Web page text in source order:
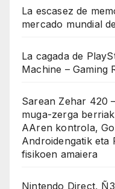
La escasez de
mercado mundial
La cagada de
Machine – Gaming
Sarean Zehar 420
muga-zerga
AAren kontrola,
Androidengatik eta
fisikoen amaiera
Nintendo Direct,